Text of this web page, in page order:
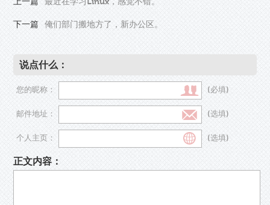
下一篇 俺们部门搬地方了，新办公区。
说点什么：
您的昵称： (必填)
邮件地址： (选填)
个人主页： (选填)
正文内容：